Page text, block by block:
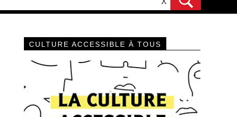
CULTURE ACCESSIBLE À TOUS